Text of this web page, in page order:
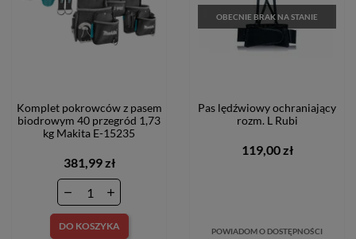
Komplet pokrowców z pasem
biodrowym 40 przegród 1,73
kg Makita E-15235
381,99 zł
DO KOSZYKA
OBECNIE BRAK NA STANIE
Pas lędźwiowy ochraniający
rozm. L Rubi
119,00 zł
POWIADOM O DOSTĘPNOŚCI